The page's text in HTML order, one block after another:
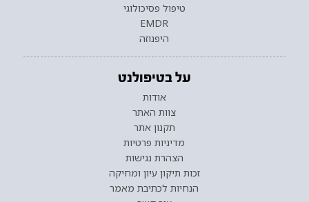
טיפול פסיכולוגי
EMDR
היפנוזה
על בטיפולנט
אודות
צוות האתר
תקנון אתר
מדיניות פרטיות
הצהרת נגישות
זכות תיקון עיון ומחיקה
הנחיות לכתיבת מאמר